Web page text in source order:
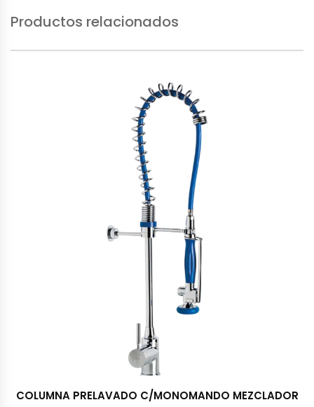
Productos relacionados
COLUMNA PRELAVADO C/MONOMANDO MEZCLADOR